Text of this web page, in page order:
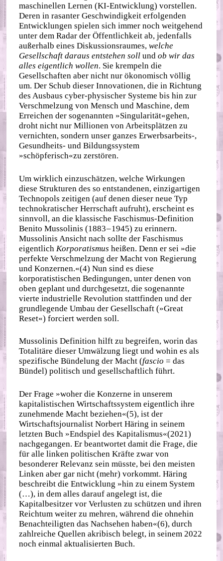
maschinellen Lernen (KI‐​Entwicklung) vorstellen.
Deren in rasanter Geschwindigkeit erfolgenden
Entwicklungen spielen sich immer noch weitgehend
unter dem Radar der Öffentlichkeit ab, jedenfalls
außerhalb eines Diskussionsraumes,welche
Gesellschaft daraus entstehen sollund ob wir das
alles eigentlich wollen. Sie krempeln die
Gesellschaften aber nicht nur ökonomisch völlig
um. Der Schub dieser Innovationen, die in Richtung
des Ausbaus cyber‐​physischer Systeme bis hin zur
Verschmelzung von Mensch und Maschine, dem
Erreichen der sogenannten »Singularität«gehen,
droht nicht nur Millionen von Arbeitsplätzen zu
vernichten, sondern unser ganzes Erwerbsarbeits‑,
Gesundheits‐ und Bildungssystem
»schöpferisch«zu zerstören.
Um wirklich einzuschätzen, welche Wirkungen
diese Strukturen des so entstandenen, einzigartigen
Technopols zeitigen (auf denen dieser neue Typ
technokratischer Herrschaft aufruht), erscheint es
sinnvoll, an die klassische Faschismus‐​Definition
Benito Mussolinis (1883 – 1945) zu erinnern.
Mussolinis Ansicht nach sollte der Faschismus
eigentlich Korporatismusheißen. Denn er sei »die
perfekte Verschmelzung der Macht von Regierung
und Konzernen.«(4) Nun sind es diese
korporatistischen Bedingungen, unter denen von
oben geplant und durchgesetzt, die sogenannte
vierte industrielle Revolution stattfinden und der
grundlegende Umbau der Gesellschaft (»Great
Reset«) forciert werden soll.
Mussolinis Definition hilft zu begreifen, worin das
Totalitäre dieser Umwälzung liegt und wohin es als
spezifische Bündelung der Macht (fascio = das
Bündel) politisch und gesellschaftlich führt.
Der Frage »woher die Konzerne in unserem
kapitalistischen Wirtschaftssystem eigentlich ihre
zunehmende Macht beziehen«(5), ist der
Wirtschaftsjournalist Norbert Häring in seinem
letzten Buch »Endspiel des Kapitalismus«(2021)
nachgegangen. Er beantwortet damit die Frage, die
für alle linken politischen Kräfte zwar von
besonderer Relevanz sein müsste, bei den meisten
Linken aber gar nicht (mehr) vorkommt. Häring
beschreibt die Entwicklung »hin zu einem System
(…), in dem alles darauf angelegt ist, die
Kapitalbesitzer vor Verlusten zu schützen und ihren
Reichtum weiter zu mehren, während die ohnehin
Benachteiligten das Nachsehen haben«(6), durch
zahlreiche Quellen akribisch belegt, in seinem 2022
noch einmal aktualisierten Buch.